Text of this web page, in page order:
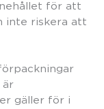
för att
inte riskera att
är
gäller för i